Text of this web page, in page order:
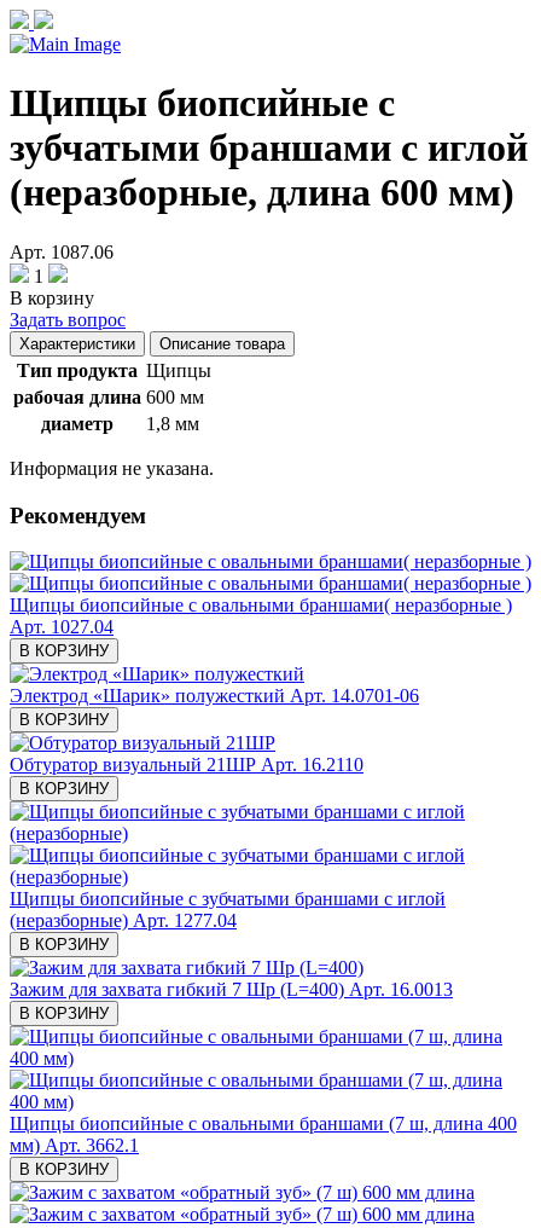
Щипцы биопсийные с
зубчатыми браншами с иглой
(неразборные, длина 600 мм)
Арт. 1087.06
1
В корзину
Задать вопрос
Характеристики Описание товара
Тип продукта Щипцы
рабочая длина 600 мм
диаметр
1,8 мм
Информация не указана.
Рекомендуем
Щипцы биопсийные с овальными браншами( неразборные )
Арт. 1027.04
В КОРЗИНУ
Электрод «Шарик» полужесткий Арт. 14.0701-06
В КОРЗИНУ
Обтуратор визуальный 21ШР Арт. 16.2110
В КОРЗИНУ
Щипцы биопсийные с зубчатыми браншами с иглой
(неразборные) Арт. 1277.04
В КОРЗИНУ
Зажим для захвата гибкий 7 Шр (L=400) Арт. 16.0013
В КОРЗИНУ
Щипцы биопсийные с овальными браншами (7 ш, длина 400
мм) Арт. 3662.1
В КОРЗИНУ